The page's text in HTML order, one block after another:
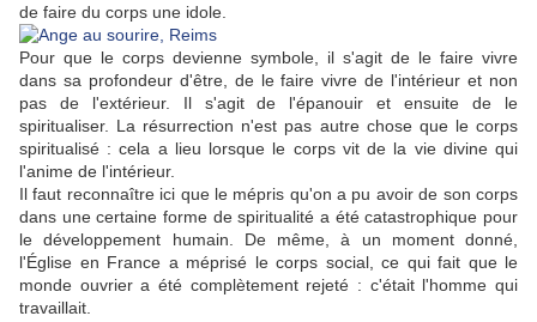
de faire du corps une idole.
Pour que le corps devienne symbole, il s'agit de le faire vivre
dans sa profondeur d'être, de le faire vivre de l'intérieur et non
pas de l'extérieur. Il s'agit de l'épanouir et ensuite de le
spiritualiser. La résurrection n'est pas autre chose que le corps
spiritualisé : cela a lieu lorsque le corps vit de la vie divine qui
l'anime de l'intérieur.
Il faut reconnaître ici que le mépris qu'on a pu avoir de son corps
dans une certaine forme de spiritualité a été catastrophique pour
le développement humain. De même, à un moment donné,
l'Église en France a méprisé le corps social, ce qui fait que le
monde ouvrier a été complètement rejeté : c'était l'homme qui
travaillait.